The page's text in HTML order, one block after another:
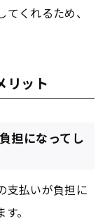
くれるため、
リット
担になってし
支払いが負担に
。